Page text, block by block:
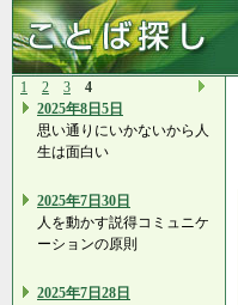
1 2 3
4
2025年8日5日
思い通りにいかないから人
生は面白い
2025年7日30日
人を動かす説得コミュニケ
ーションの原則
2025年7日28日